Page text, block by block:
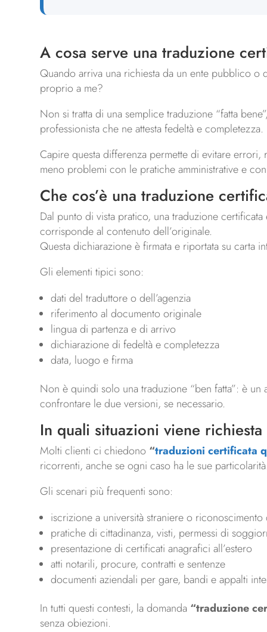
A cosa serve una traduzione
Quando arriva una richiesta da un ente pubblico
proprio a me?
Non si tratta di una semplice traduzione “fatta
professionista che ne attesta fedeltà e completezza.
Capire questa differenza permette di evitare
meno problemi con le pratiche amministrative e
Che cos’è una traduzione
Dal punto di vista pratico, una traduzione
corrisponde al contenuto dell’originale.
Questa dichiarazione è firmata e riportata su carta
Gli elementi tipici sono:
dati del traduttore o dell’agenzia
riferimento al documento originale
lingua di partenza e di arrivo
dichiarazione di fedeltà e completezza
data, luogo e firma
Non è quindi solo una traduzione “ben fatta”: è
confrontare le due versioni, se necessario.
In quali situazioni viene
Molti clienti ci chiedono “traduzioni certificata
ricorrenti, anche se ogni caso ha le sue particolarità.
Gli scenari più frequenti sono:
iscrizione a università straniere o
pratiche di cittadinanza, visti, permessi di
presentazione di certificati anagrafici all’estero
atti notarili, procure, contratti e sentenze
documenti aziendali per gare, bandi e appalti
In tutti questi contesti, la domanda “traduzione
senza obiezioni.